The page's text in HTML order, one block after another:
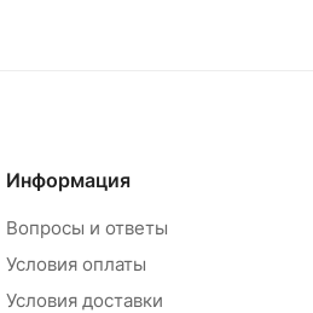
Информация
Вопросы и ответы
Условия оплаты
Условия доставки